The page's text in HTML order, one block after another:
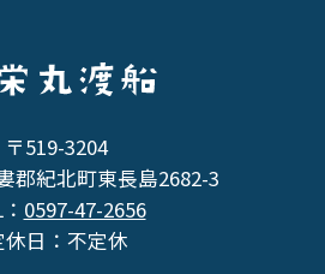
〒519-3204
郡紀北町東長島2682-3
0597-47-2656
休日：不定休